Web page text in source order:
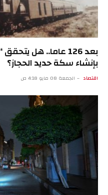
بعد 126 عاما.. هل
بإنشاء سكة حديد الحجاز؟
اقتصاد الجمعة 08 مايو 4:18 ص